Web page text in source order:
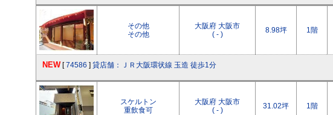
その他
その他
大阪府 大阪市
( - )
8.98坪 1階
NEW [74586 ] 貸店舗：ＪＲ大阪環状線 玉造 徒歩1分
スケルトン
重飲食可
大阪府 大阪市
( - )
31.02坪 1階